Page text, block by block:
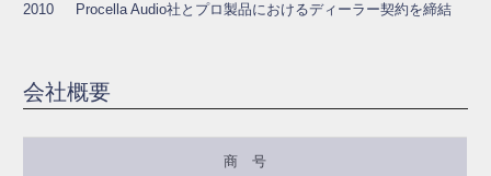
2010
Procella Audio社とプロ製品におけるディーラー契約を締結
会社概要
商 号